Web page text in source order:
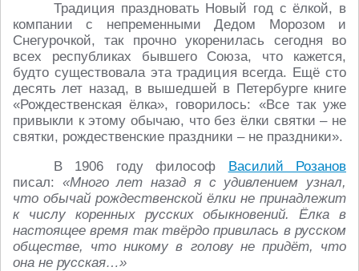
Традиция праздновать Новый год с ёлкой, в
компании с непременными Дедом Морозом и
Снегурочкой, так прочно укоренилась сегодня во
всех республиках бывшего Союза, что кажется,
будто существовала эта традиция всегда. Ещё сто
десять лет назад, в вышедшей в Петербурге книге
«Рождественская ёлка», говорилось: «Все так уже
привыкли к этому обычаю, что без ёлки святки – не
святки, рождественские праздники – не праздники».
В 1906 году философ Василий Розанов
писал: «Много лет назад я с удивлением узнал,
что обычай рождественской ёлки не принадлежит
к числу коренных русских обыкновений. Ёлка в
настоящее время так твёрдо привилась в русском
обществе, что никому в голову не придёт, что
она не русская…»